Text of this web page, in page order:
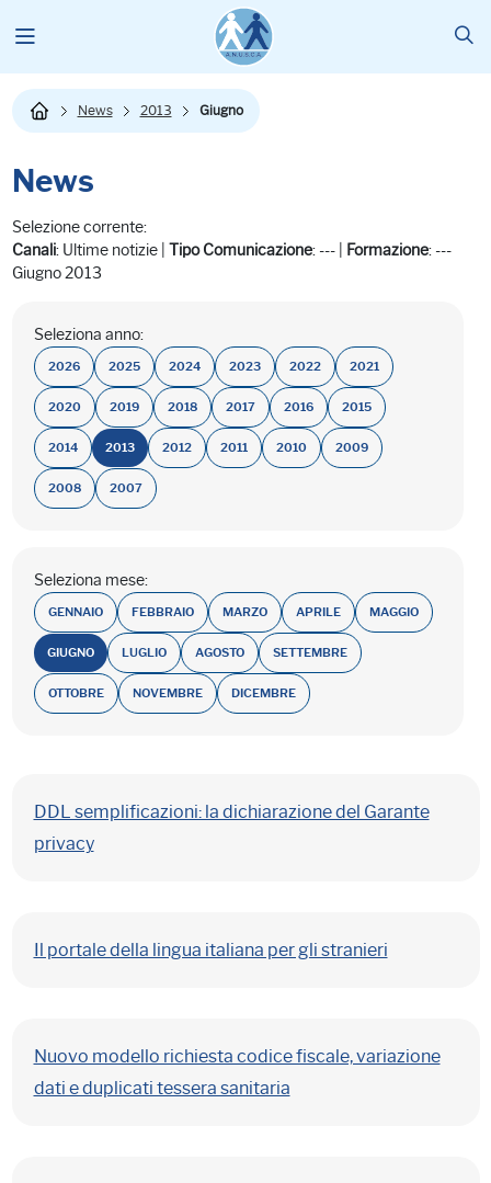
News 2013 Giugno
News
Selezione corrente:
Canali: Ultime notizie | Tipo Comunicazione: --- | Formazione: ---
Giugno 2013
Seleziona anno:
2026 2025 2024 2023 2022 2021
2020 2019 2018 2017 2016 2015
2014 2013 2012 2011 2010 2009
2008 2007
Seleziona mese:
GENNAIO FEBBRAIO MARZO APRILE MAGGIO
GIUGNO LUGLIO AGOSTO SETTEMBRE
OTTOBRE NOVEMBRE DICEMBRE
DDL semplificazioni: la dichiarazione del Garante
privacy
Il portale della lingua italiana per gli stranieri
Nuovo modello richiesta codice fiscale, variazione
dati e duplicati tessera sanitaria